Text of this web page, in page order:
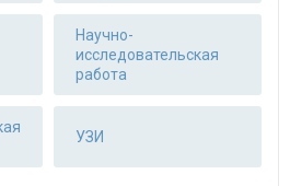
Научно-
исследовательская
работа
УЗИ